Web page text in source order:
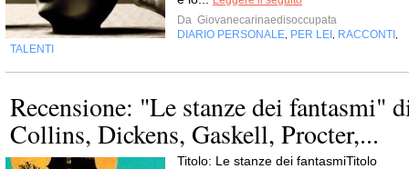
Da Giovanecarinaedisoccupata
DIARIO PERSONALE PER LEI RACCONTI
TALENTI
Recensione: "Le stanze dei fantasmi"
Collins, Dickens, Gaskell, Procter,...
Titolo: Le stanze dei fantasmiTitolo